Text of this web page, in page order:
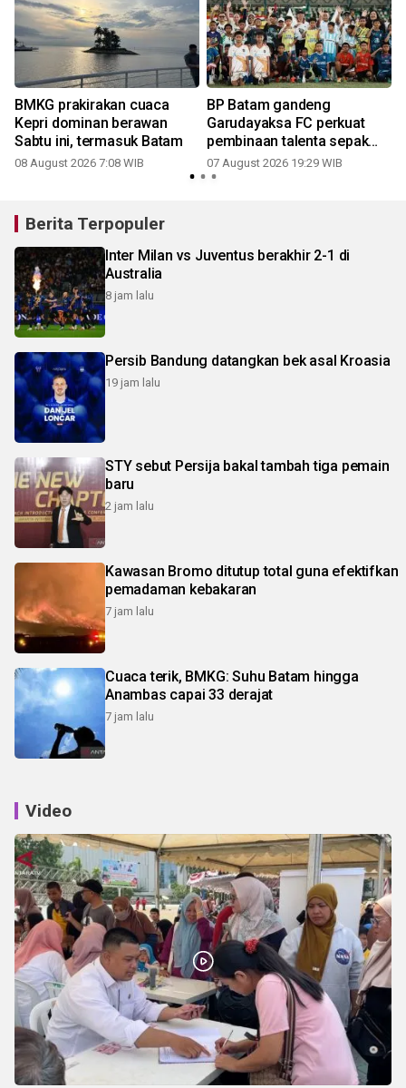
BMKG prakirakan cuaca
Kepri dominan berawan
Sabtu ini, termasuk Batam
08 August 2026 7:08 WIB
BP Batam gandeng
Garudayaksa FC perkuat
pembinaan talenta sepak
bola usia dini
07 August 2026 19:29 WIB
Berita Terpopuler
Inter Milan vs Juventus berakhir 2-1 di
Australia
8 jam lalu
Persib Bandung datangkan bek asal Kroasia
19 jam lalu
STY sebut Persija bakal tambah tiga pemain
baru
2 jam lalu
Kawasan Bromo ditutup total guna efektifkan
pemadaman kebakaran
7 jam lalu
Cuaca terik, BMKG: Suhu Batam hingga
Anambas capai 33 derajat
7 jam lalu
Video